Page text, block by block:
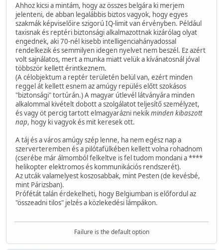
Ahhoz kicsi a mintám, hogy az összes belgára ki merjem
jelenteni, de abban legalábbis biztos vagyok, hogy egyes
szakmák képviselőire szigorú IQ-limit van érvényben. Például
taxisnak és reptéri biztonsági alkalmazottnak kizárólag olyat
engednek, aki 70-nél kisebb intelligenciahányadossal
rendelkezik és semmilyen idegen nyelvet nem beszél. Ez azért
volt sajnálatos, mert a munka miatt velük a kívánatosnál jóval
többször kellett érintkeznem.
(A célobjektum a reptér területén belül van, ezért minden
reggel át kellett esnem az amúgy repülés előtt szokásos
"biztonsági" tortúrán.) A magyar útlevél látványára minden
alkalommal kivételt dobott a szolgálatot teljesítő személyzet,
és vagy öt percig tartott elmagyarázni nekikminden kibaszott
nap, hogy ki vagyok és mit keresek ott.
A táj és a város amúgy szép lenne, ha nem egész nap a
szerverteremben és a pilótafülkében kellett volna rohadnom
(cserébe már álmomból felkeltve is fel tudom mondani a ****
helikopter elektromos és kommunikációs rendszerét).
Az utcák valamelyest koszosabbak, mint Pesten (de kevésbé,
mint Párizsban).
Prófétát talán érdekelheti, hogy Belgiumban is előfordul az
"összeadni tilos" jelzés a közlekedési lámpákon.
Failure is the default option